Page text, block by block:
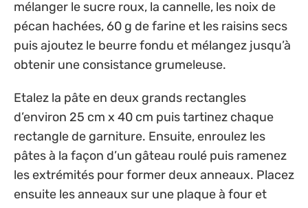
mélanger le sucre roux, la cannelle, les noix de
pécan hachées, 60 g de farine et les raisins secs
puis ajoutez le beurre fondu et mélangez jusqu’à
obtenir une consistance grumeleuse.
Etalez la pâte en deux grands rectangles
d’environ 25 cm x 40 cm puis tartinez chaque
rectangle de garniture. Ensuite, enroulez les
pâtes à la façon d’un gâteau roulé puis ramenez
les extrémités pour former deux anneaux. Placez
ensuite les anneaux sur une plaque à four et